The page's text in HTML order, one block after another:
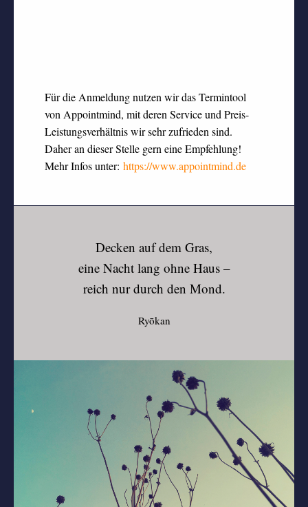
Für die Anmeldung nutzen wir das Termintool
von Appointmind, mit deren Service und Preis-
Leistungsverhältnis wir sehr zufrieden sind.
Daher an dieser Stelle gern eine Empfehlung!
Mehr Infos unter: https://www.appointmind.de
Decken auf dem Gras,
eine Nacht lang ohne Haus –
reich nur durch den Mond.
Ryōkan